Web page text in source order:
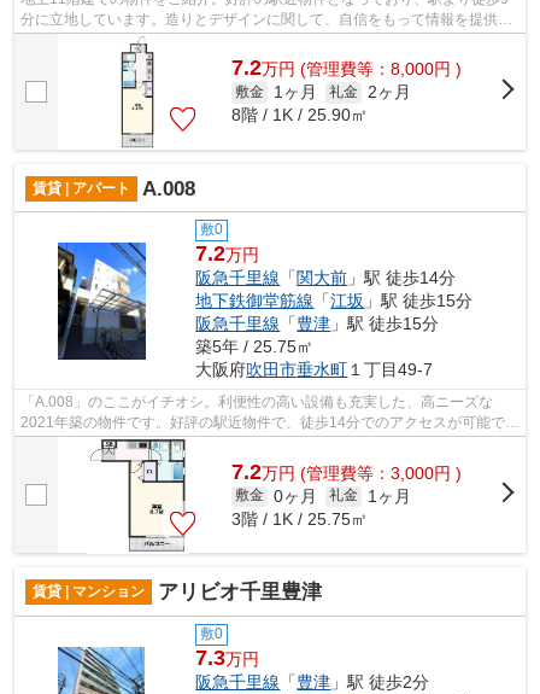
分に立地しています。造りとデザインに関して、自信をもって情報を提供で
きるマンションです。共用部には敷地内...
7.2万円 (管理費等：8,000円 )
敷金 1ヶ月 礼金 2ヶ月
8階 / 1K / 25.90㎡
賃貸 | アパート A.008
敷0
7.2万円
阪急千里線 「関大前 」駅 徒歩14分
地下鉄御堂筋線 「江坂 」駅 徒歩15分
阪急千里線 「豊津 」駅 徒歩15分
築5年 / 25.75㎡
大阪府吹田市垂水町１丁目49-7
「A.008」のここがイチオシ。利便性の高い設備も充実した、高ニーズな
2021年築の物件です。好評の駅近物件で、徒歩14分でのアクセスが可能で
す。2駅利用可能な物件なので、交通経路を...
7.2万円 (管理費等：3,000円 )
敷金 0ヶ月 礼金
1ヶ月
3階 / 1K / 25.75㎡
賃貸 | マンション アリビオ千里豊津
敷0
7.3万円
阪急千里線 「豊津 」駅 徒歩2分